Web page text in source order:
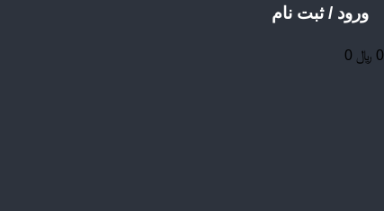
ورود / ثبت نام
0 ﷼ 0